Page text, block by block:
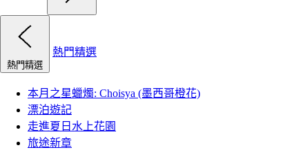
熱門精選
熱門精選
本月之星蠟燭: Choisya (墨西哥橙花)
漂泊遊記
走進夏日水上花園
旅途新章